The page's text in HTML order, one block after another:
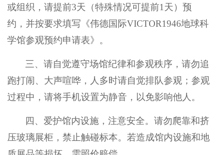
或组织，请提前3天（特殊情况可提前1 天）预
约，并按要求填写《伟德国际VICTOR1946地球科
学馆参观预约申请表》。
三、请自觉遵守场馆纪律和参观秩序，请勿追
跑打闹、大声喧哗，人多时请自觉排队参观；参观
过程中，请将手机设置为静音，以免影响他人。
四、爱护馆内设施，注意安全。请勿爬靠和挤
压玻璃展柜，禁止触碰标本。若造成馆内设施和地